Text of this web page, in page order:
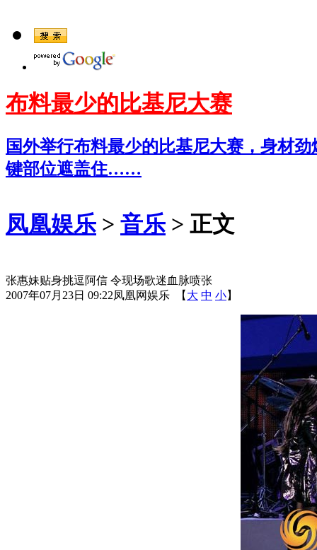
布料最少的比基尼大赛
国外举行布料最少的比基尼大赛，身材
键部位遮盖住……
凤凰娱乐 > 音乐 > 正文
张惠妹贴身挑逗阿信 令现场歌迷血脉喷张
2007年07月23日 09:22凤凰网娱乐 【 大 中 小】